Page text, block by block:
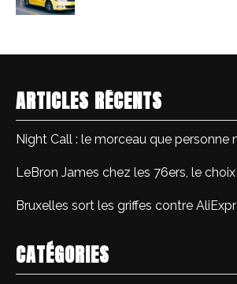
ARTICLES RÉCENTS
Night Call : le morceau que personne
LeBron James chez les 76ers, le
Bruxelles sort les griffes contre
CATÉGORIES